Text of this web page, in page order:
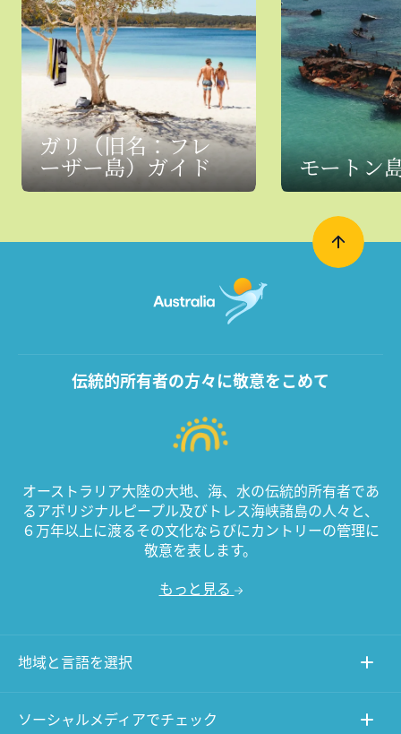
ガリ（旧名：フレ
ーザー島）ガイド モートン
伝統的所有者の方々に敬意をこめて
オーストラリア大陸の大地、海、水の伝統的所有者であ
るアボリジナルピープル及びトレス海峡諸島の人々と、
６万年以上に渡るその文化ならびにカントリーの管理に
敬意を表します。
もっと見る
地域と言語を選択
ソーシャルメディアでチェック